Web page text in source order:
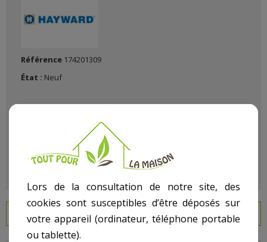
Référence 174201309
État : Neuf
EN SAVOIR PLUS
Lors de la consultation de notre site, des
cookies sont susceptibles d’être déposés sur
votre appareil (ordinateur, téléphone portable
ou tablette).